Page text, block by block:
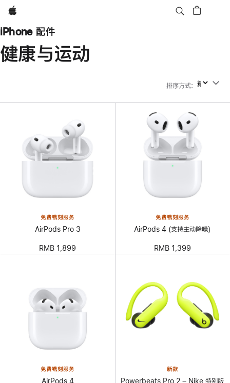
Apple
iPhone 配件
健康与运动
排序方式: 排序方式
免费镌刻服务
AirPods Pro 3
RMB 1,899
免费镌刻服务
AirPods 4 (支持主动降噪)
RMB 1,399
免费镌刻服务
AirPods 4
新款
Powerbeats Pro 2 – Nike 特别版